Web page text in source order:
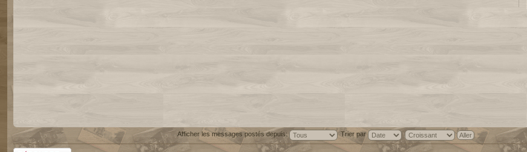
Afficher les messages postés depuis: Trier par